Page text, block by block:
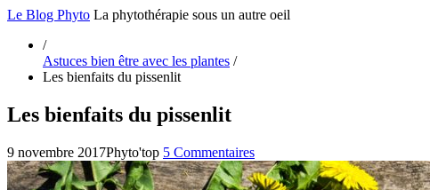
Le Blog Phyto La phytothérapie sous un autre oeil
/
Astuces bien être avec les plantes /
Les bienfaits du pissenlit
Les bienfaits du pissenlit
9 novembre 2017Phyto'top 5 Commentaires